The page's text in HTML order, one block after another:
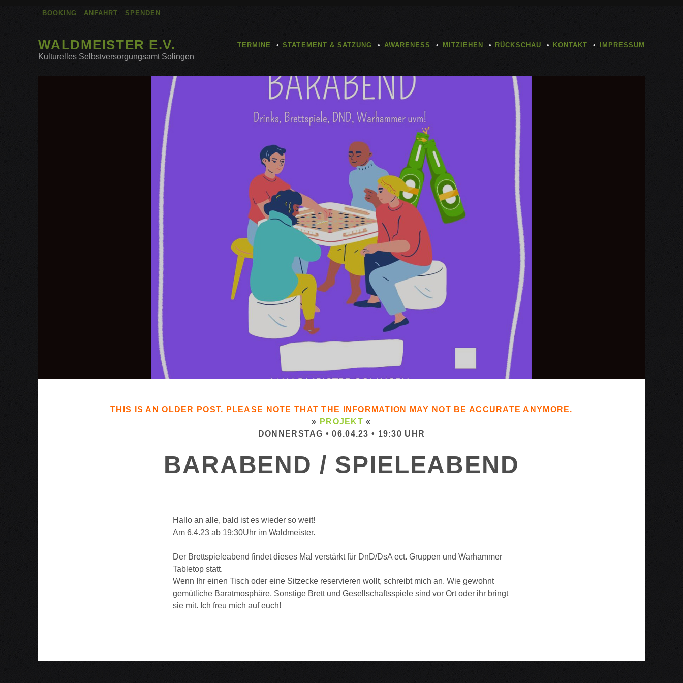
BOOKING ANFAHRT SPENDEN
WALDMEISTER E.V.
Kulturelles Selbstversorgungsamt Solingen
TERMINE STATEMENT & SATZUNG AWARENESS MITZIEHEN RÜCKSCHAU KONTAKT IMPRESSUM
THIS IS AN OLDER POST. PLEASE NOTE THAT THE INFORMATION MAY NOT BE ACCURATE ANYMORE.
» PROJEKT «
DONNERSTAG • 06.04.23 • 19:30 UHR
BARABEND / SPIELEABEND
Hallo an alle, bald ist es wieder so weit!
Am 6.4.23 ab 19:30Uhr im Waldmeister.
Der Brettspieleabend findet dieses Mal verstärkt für DnD/DsA ect. Gruppen und Warhammer
Tabletop statt.
Wenn Ihr einen Tisch oder eine Sitzecke reservieren wollt, schreibt mich an. Wie gewohnt
gemütliche Baratmosphäre, Sonstige Brett und Gesellschaftsspiele sind vor Ort oder ihr bringt
sie mit. Ich freu mich auf euch!